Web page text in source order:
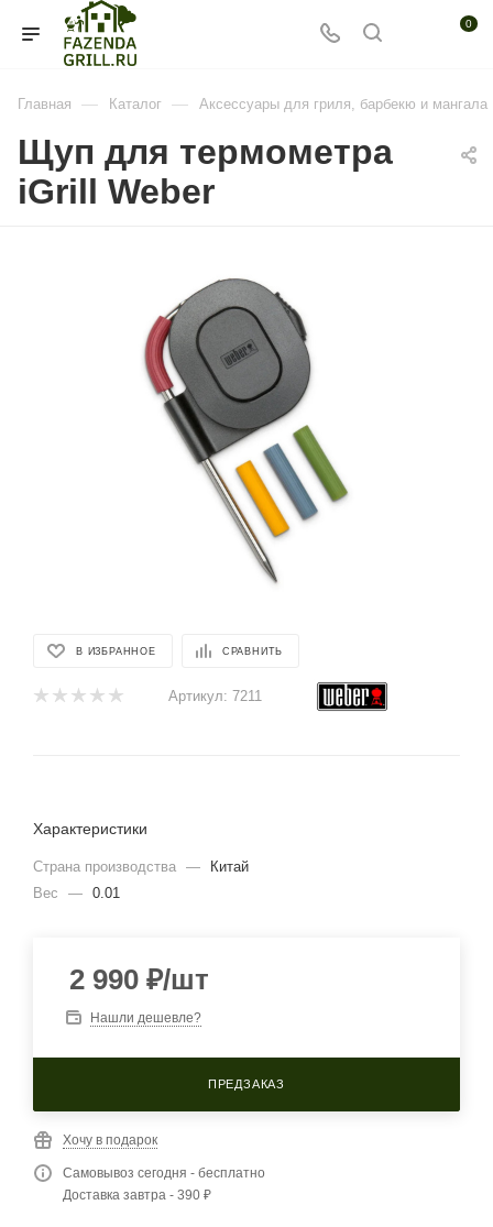
0
Главная — Каталог — Аксессуары для гриля, барбекю и мангала
Щуп для термометра
iGrill Weber
В ИЗБРАННОЕ СРАВНИТЬ
Артикул: 7211
Характеристики
Страна производства —
Китай
Вес
— 0.01
2 990 ₽/шт
Нашли дешевле?
ПРЕДЗАКАЗ
Хочу в подарок
Самовывоз сегодня - бесплатно
Доставка завтра - 390 ₽